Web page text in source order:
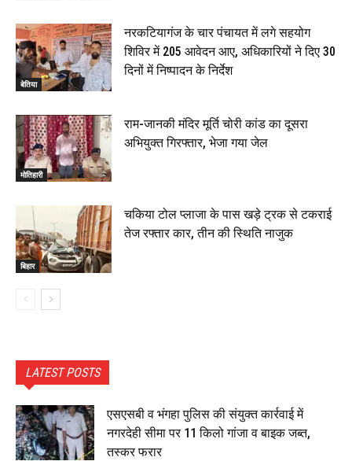
बेतिया
नरकटियागंज के चार पंचायत में लगे सहयोग
शिविर में 205 आवेदन आए, अधिकारियों ने दिए 30
दिनों में निष्पादन के निर्देश
मोतिहारी
राम-जानकी मंदिर मूर्ति चोरी कांड का दूसरा
अभियुक्त गिरफ्तार, भेजा गया जेल
बिहार
चकिया टोल प्लाजा के पास खड़े ट्रक से टकराई
तेज रफ्तार कार, तीन की स्थिति नाजुक
LATEST POSTS
एसएसबी व भंगहा पुलिस की संयुक्त कार्रवाई में
नगरदेही सीमा पर 11 किलो गांजा व बाइक जब्त,
तस्कर फरार